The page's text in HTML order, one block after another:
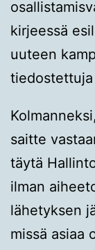
kirjeessä
uuteen
saitte
täytä
ilman
lähetyksen
missä asiaa